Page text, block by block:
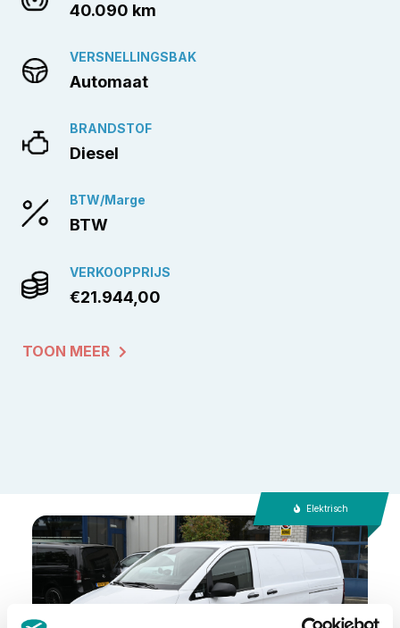
40.090 km
VERSNELLINGSBAK
Automaat
BRANDSTOF
Diesel
BTW/Marge
BTW
VERKOOPPRIJS
€21.944,00
TOON MEER
Elektrisch